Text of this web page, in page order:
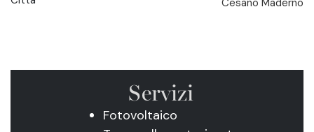
Cesano Maderno
Servizi
Fotovoltaico